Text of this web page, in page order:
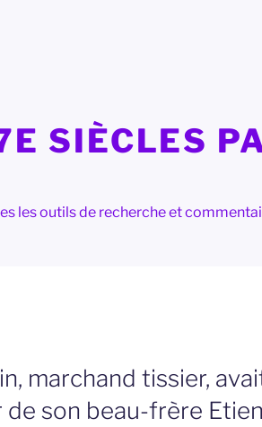
SIÈCLES
les outils de recherche et
marchand tissier,
de son beau-frère